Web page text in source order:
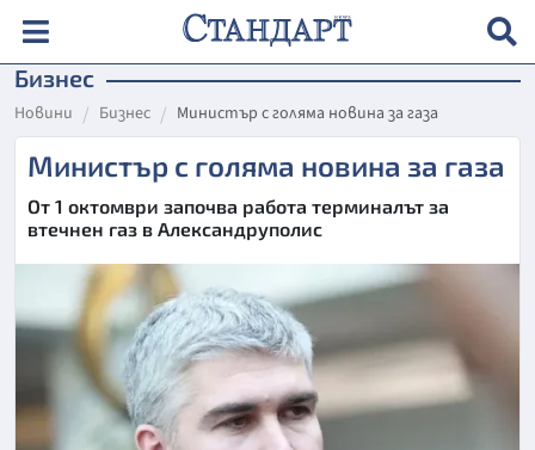
Бизнес
Новини Бизнес Министър с голяма новина за газа
Министър с голяма новина за газа
От 1 октомври започва работа терминалът за
втечнен газ в Александруполис